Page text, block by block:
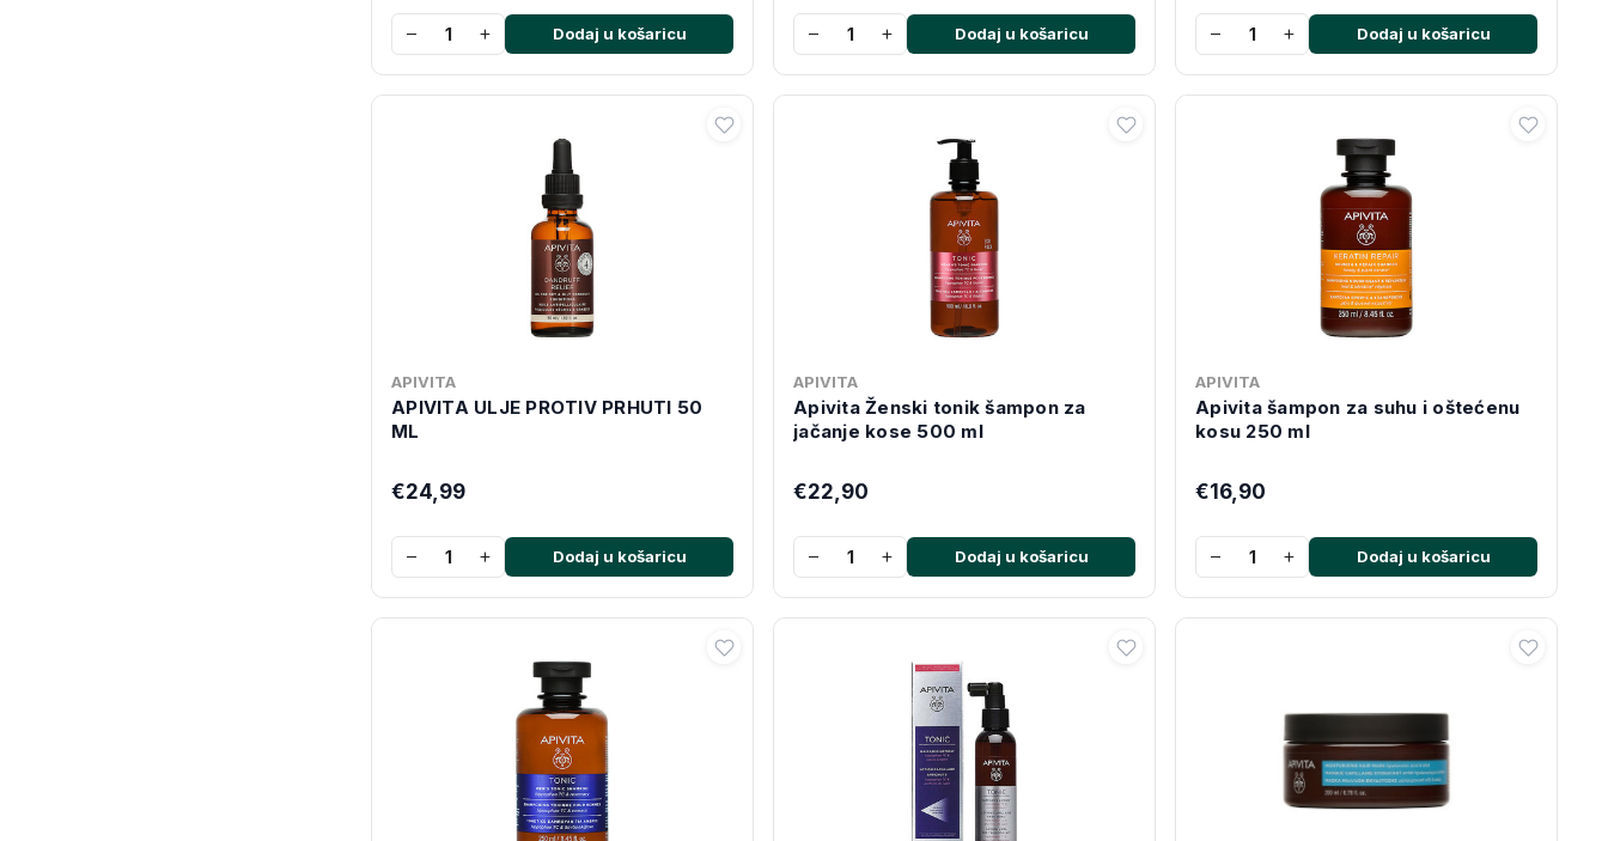
− + Dodaj u košaricu − + Dodaj u košaricu − + Dodaj u košaricu
APIVITA
APIVITA ULJE PROTIV PRHUTI 50
ML
€24,99
− + Dodaj u košaricu
APIVITA
Apivita Ženski tonik šampon za
jačanje kose 500 ml
€22,90
− + Dodaj u košaricu
APIVITA
Apivita šampon za suhu i oštećenu
kosu 250 ml
€16,90
− + Dodaj u košaricu